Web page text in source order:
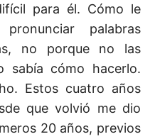
para él. Cómo le
palabras
no porque no las
sabía cómo hacerlo.
Estos cuatro años
que volvió me dio
20 años, previos